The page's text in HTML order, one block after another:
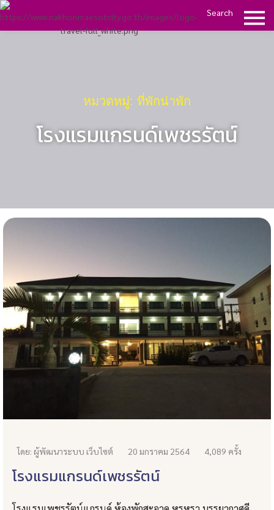
Search
หมวดหมู่: ที่พักน่าพัก
โรงแรมแกรนด์เพชรรัตน์
โดย: ผู้พัฒนาระบบ เว็บไซต์ 20 มกราคม 2564 4,089 ครั้ง
โรงแรมแกรนด์เพชรรัตน์